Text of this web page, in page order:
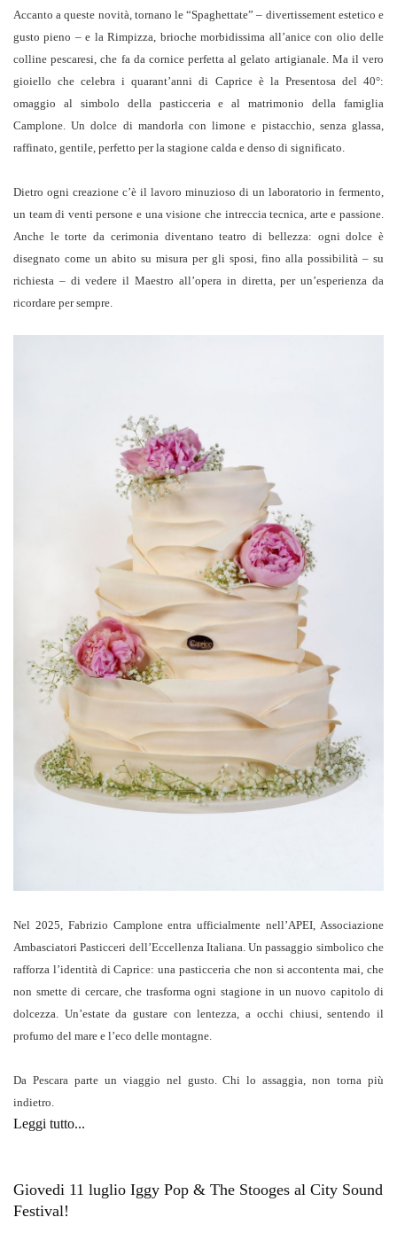
Accanto a queste novità, tornano le “Spaghettate” – divertissement estetico e
gusto pieno – e la Rimpizza, brioche morbidissima all’anice con olio delle
colline pescaresi, che fa da cornice perfetta al gelato artigianale. Ma il vero
gioiello che celebra i quarant’anni di Caprice è la Presentosa del 40°:
omaggio al simbolo della pasticceria e al matrimonio della famiglia
Camplone. Un dolce di mandorla con limone e pistacchio, senza glassa,
raffinato, gentile, perfetto per la stagione calda e denso di significato.
Dietro ogni creazione c’è il lavoro minuzioso di un laboratorio in fermento,
un team di venti persone e una visione che intreccia tecnica, arte e passione.
Anche le torte da cerimonia diventano teatro di bellezza: ogni dolce è
disegnato come un abito su misura per gli sposi, fino alla possibilità – su
richiesta – di vedere il Maestro all’opera in diretta, per un’esperienza da
ricordare per sempre.
Nel 2025, Fabrizio Camplone entra ufficialmente nell’APEI, Associazione
Ambasciatori Pasticceri dell’Eccellenza Italiana. Un passaggio simbolico che
rafforza l’identità di Caprice: una pasticceria che non si accontenta mai, che
non smette di cercare, che trasforma ogni stagione in un nuovo capitolo di
dolcezza. Un’estate da gustare con lentezza, a occhi chiusi, sentendo il
profumo del mare e l’eco delle montagne.
Da Pescara parte un viaggio nel gusto. Chi lo assaggia, non torna più
indietro.
Leggi tutto...
Giovedi 11 luglio Iggy Pop & The Stooges al City Sound
Festival!